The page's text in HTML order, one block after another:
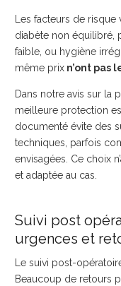
Les facteurs de
diabète non équilibré,
faible, ou hygiène
même prix n’ont pas
Dans notre avis sur la
meilleure protection
documenté évite des
techniques, parfois
envisagées. Ce choix
et adaptée au cas.
Suivi post
urgences et
Le suivi post-
Beaucoup de retours